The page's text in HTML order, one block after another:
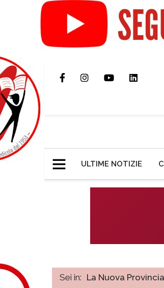
ULTIME NOTIZIE
Sei in: La Nuova Provincia